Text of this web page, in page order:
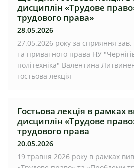
дисциплін «Трудове
трудового права»
28.05.2026
27.05.2026 року за сприяння
та приватного права НУ
політехніка" Валентина
гостьова лекція
Гостьова лекція в рамках
дисциплін «Трудове
трудового права
20.05.2026
19 травня 2026 року в рамках